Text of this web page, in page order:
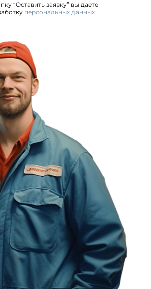
“Оставить заявку” вы даете
персональных данных